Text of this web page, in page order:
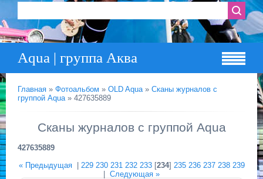
Aqua | группа Аква
Главная » Фотоальбом » OLD Aqua» Сканы журналов с
группой Aqua» 427635889
Сканы журналов с группой Aqua
427635889
« Предыдущая| 229 230 231 232 233[234] 235 236 237 238 239
Следующая »